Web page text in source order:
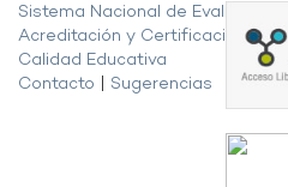
Sistema Nacional de Evaluación,
Acreditación y Certificación de la
Calidad Educativa
Contacto
Sugerencias